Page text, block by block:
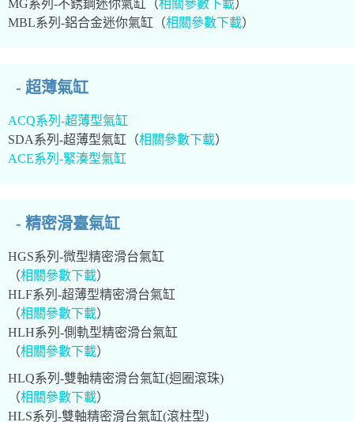
MG系列-不銹鋼迷你氣缸 （相關參數下載）
MBL系列-鋁合金迷你氣缸 （相關參數下載）
- 超薄氣缸
ACQ系列-超薄型氣缸
SDA系列-超薄型氣缸（相關參數下載）
ACE系列-緊湊型氣缸
- 精密滑臺氣缸
HGS系列-微型精密滑台氣缸
（相關參數下載）
HLF系列-超薄型精密滑台氣缸
（相關參數下載）
HLH系列-側軌型精密滑台氣缸
（相關參數下載）
HLQ系列-雙軸精密滑台氣缸(迴圈滾珠)
（相關參數下載）
HLS系列-雙軸精密滑台氣缸(滾柱型)